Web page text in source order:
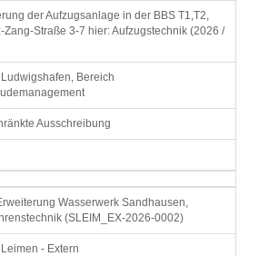
der Aufzugsanlage in der BBS T1,T2,
Zang-Straße 3-7 hier: Aufzugstechnik (2026 /
Bereich
Ausschreibung
Wasserwerk Sandhausen,
(SLEIM_EX-2026-0002)
- Extern